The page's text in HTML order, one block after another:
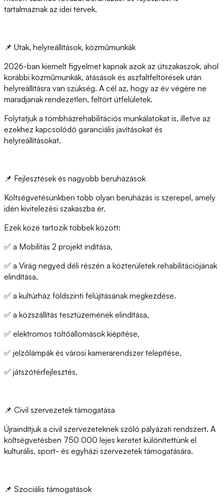
tartalmaznak az idei tervek.
📌 Utak, helyreállítások, közműmunkák
2026-ban kiemelt figyelmet kapnak azok az útszakaszok, ahol
korábbi közműmunkák, átásások és aszfaltfeltörések után
helyreállításra van szükség. A cél az, hogy az év végére ne
maradjanak rendezetlen, feltört útfelületek.
Folytatjuk a tömbházrehabilitációs munkálatokat is, illetve az
ezekhez kapcsolódó garanciális javításokat és
helyreállításokat.
📌 Fejlesztések és nagyobb beruházások
Költségvetésünkben több olyan beruházás is szerepel, amely
idén kivitelezési szakaszba ér.
Ezek közé tartozik többek között:
✅ a Mobilitás 2 projekt indítása,
✅ a Virág negyed déli részén a közterületek rehabilitációjának
elindítása,
✅ a kultúrház földszinti felújításának megkezdése.
✅ a közszállítás tesztüzemének elindítása,
✅ elektromos töltőállomások kiépítése,
✅ jelzőlámpák és városi kamerarendszer telepítése,
✅ játszótérfejlesztés.
📌 Civil szervezetek támogatása
Újraindítjuk a civil szervezeteknek szóló pályázati rendszert. A
költségvetésben 750 000 lejes keretet különítettünk el
kulturális, sport- és egyházi szervezetek támogatására.
📌 Szociális támogatások